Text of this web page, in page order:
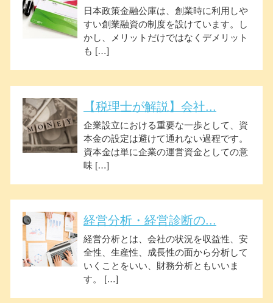
日本政策金融公庫は、創業時に利用しや
すい創業融資の制度を設けています。し
かし、メリットだけではなくデメリット
も […]
【税理士が解説】会社...
企業設立における重要な一歩として、資
本金の設定は避けて通れない過程です。
資本金は単に企業の運営資金としての意
味 […]
経営分析・経営診断の...
経営分析とは、会社の状況を収益性、安
全性、生産性、成長性の面から分析して
いくことをいい、財務分析ともいいま
す。 […]